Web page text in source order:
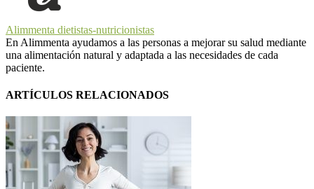
Alimmenta dietistas-nutricionistas
En Alimmenta ayudamos a las personas a mejorar su salud mediante
una alimentación natural y adaptada a las necesidades de cada
paciente.
ARTÍCULOS RELACIONADOS